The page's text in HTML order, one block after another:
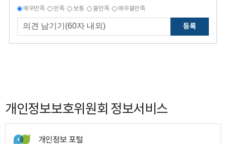
매우만족 만족 보통 불만족 매우불만족
등록
개인정보보호위원회 정보서비스
개인정보 포털